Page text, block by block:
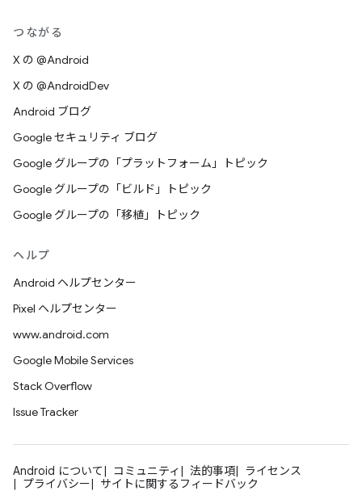
つながる
X の @Android
X の @AndroidDev
Android ブログ
Google セキュリティ ブログ
Google グループの「プラットフォーム」トピック
Google グループの「ビルド」トピック
Google グループの「移植」トピック
ヘルプ
Android ヘルプセンター
Pixel ヘルプセンター
www.android.com
Google Mobile Services
Stack Overflow
Issue Tracker
Android について コミュニティ 法的事項
ライセンス
プライバシー
サイトに関するフィードバック